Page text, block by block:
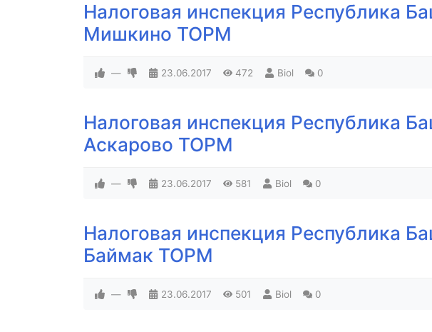
Налоговая инспекция Республика
Мишкино ТОРМ
— 23.06.2017 472 Biol 0
Налоговая инспекция Республика
Аскарово ТОРМ
— 23.06.2017 581 Biol 0
Налоговая инспекция Республика
Баймак ТОРМ
— 23.06.2017 501 Biol 0